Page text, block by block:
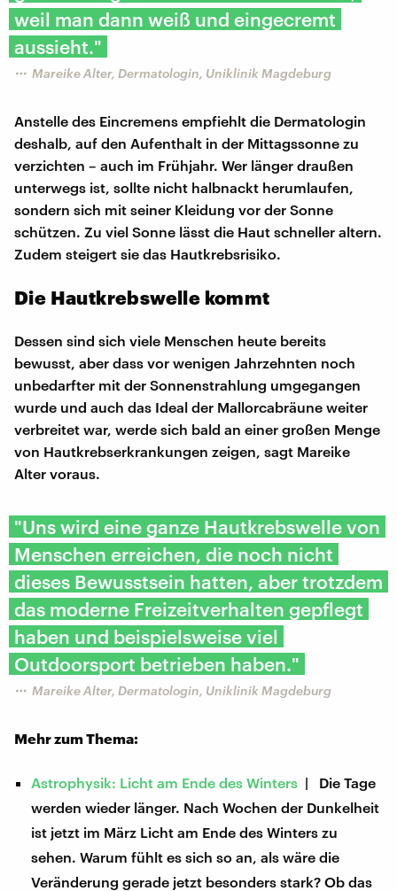
weil man dann weiß und eingecremt
aussieht."
Mareike Alter, Dermatologin, Uniklinik Magdeburg
Anstelle des Eincremens empfiehlt die Dermatologin
deshalb, auf den Aufenthalt in der Mittagssonne zu
verzichten – auch im Frühjahr. Wer länger draußen
unterwegs ist, sollte nicht halbnackt herumlaufen,
sondern sich mit seiner Kleidung vor der Sonne
schützen. Zu viel Sonne lässt die Haut schneller altern.
Zudem steigert sie das Hautkrebsrisiko.
Die Hautkrebswelle kommt
Dessen sind sich viele Menschen heute bereits
bewusst, aber dass vor wenigen Jahrzehnten noch
unbedarfter mit der Sonnenstrahlung umgegangen
wurde und auch das Ideal der Mallorcabräune weiter
verbreitet war, werde sich bald an einer großen Menge
von Hautkrebserkrankungen zeigen, sagt Mareike
Alter voraus.
"Uns wird eine ganze Hautkrebswelle von
Menschen erreichen, die noch nicht
dieses Bewusstsein hatten, aber trotzdem
das moderne Freizeitverhalten gepflegt
haben und beispielsweise viel
Outdoorsport betrieben haben."
Mareike Alter, Dermatologin, Uniklinik Magdeburg
Mehr zum Thema:
Astrophysik: Licht am Ende des Winters | Die Tage
werden wieder länger. Nach Wochen der Dunkelheit
ist jetzt im März Licht am Ende des Winters zu
sehen. Warum fühlt es sich so an, als wäre die
Veränderung gerade jetzt besonders stark? Ob das